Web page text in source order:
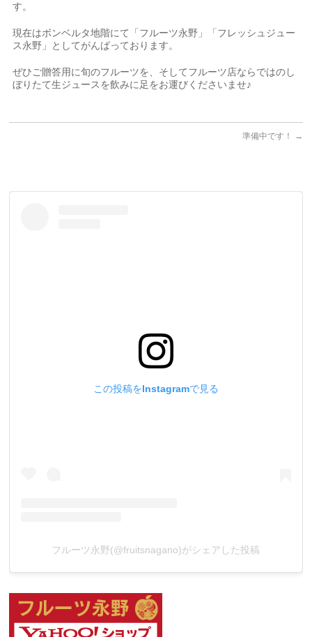
す。
現在はボンベルタ地階にて「フルーツ永野」「フレッシュジュー
ス永野」としてがんばっております。
ぜひご贈答用に旬のフルーツを、そしてフルーツ店ならではのし
ぼりたて生ジュースを飲みに足をお運びくださいませ♪
準備中です！ →
この投稿をInstagramで見る
フルーツ永野(@fruitsnagano)がシェアした投稿